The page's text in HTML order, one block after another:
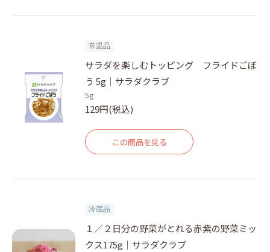
常温品
サラダを楽しむトッピング フライドごぼ
う 5g｜サラダクラブ
5g
129円(税込)
この商品を見る
冷蔵品
１／２日分の野菜がとれる赤紫の野菜ミッ
クス175g｜サラダクラブ